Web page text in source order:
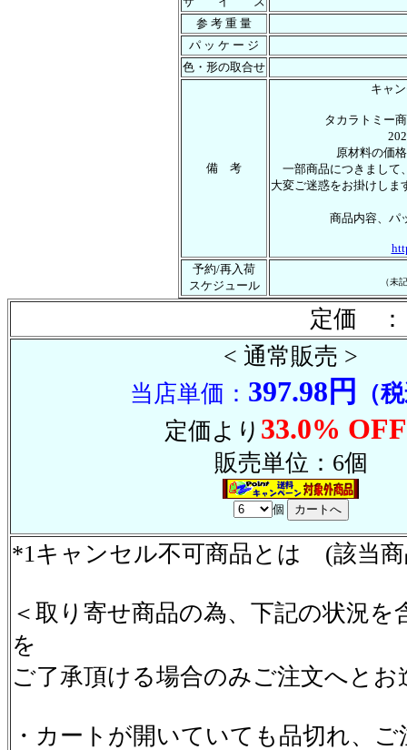
参 考 重 量
パ ッ ケ ー ジ
色・形の取合せ
備 考
キャ
タカラトミー
原材料の価
一部商品につきまして
大変ご迷惑をお掛けしま
商品内容、パ
予約/再入荷
スケジュール
（未
定価 ：
< 通常販売 >
当店単価： 397.98円
（
定価より 33.0%
販売単位：6個
個
*1キャンセル不可商品とは (該当
＜取り寄せ商品の為、下記の状況
を
ご了承頂ける場合のみご注文へとお
・カートが開いていても品切れ、